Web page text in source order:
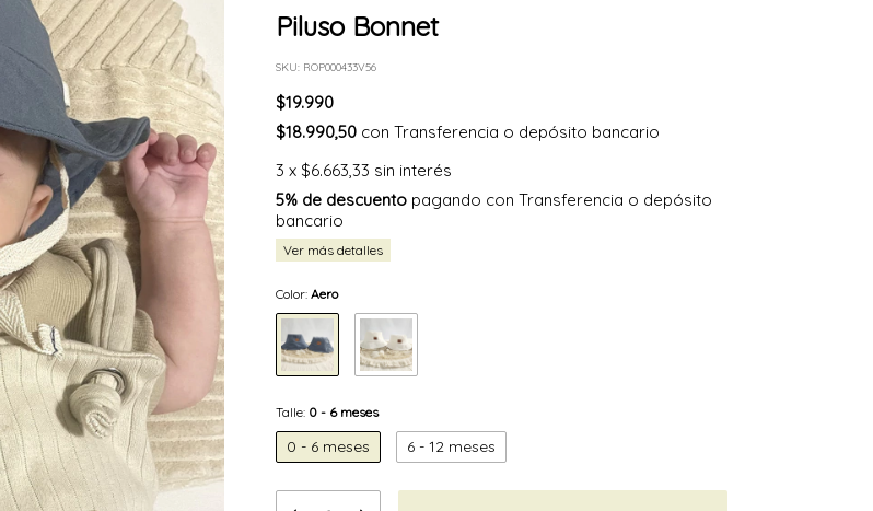
Piluso Bonnet
SKU: ROP000433V56
$19.990
$18.990,50 con Transferencia o depósito bancario
3 x $6.663,33 sin interés
5% de descuento pagando con Transferencia o depósito
bancario
Ver más detalles
Color: Aero
Talle: 0 - 6 meses
0 - 6 meses 6 - 12 meses